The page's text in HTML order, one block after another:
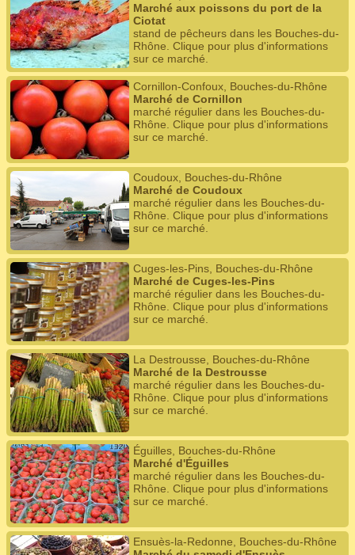
Marché aux poissons du port de la
Ciotat
stand de pêcheurs dans les Bouches-du-
Rhône. Clique pour plus d'informations
sur ce marché.
Cornillon-Confoux, Bouches-du-Rhône
Marché de Cornillon
marché régulier dans les Bouches-du-
Rhône. Clique pour plus d'informations
sur ce marché.
Coudoux, Bouches-du-Rhône
Marché de Coudoux
marché régulier dans les Bouches-du-
Rhône. Clique pour plus d'informations
sur ce marché.
Cuges-les-Pins, Bouches-du-Rhône
Marché de Cuges-les-Pins
marché régulier dans les Bouches-du-
Rhône. Clique pour plus d'informations
sur ce marché.
La Destrousse, Bouches-du-Rhône
Marché de la Destrousse
marché régulier dans les Bouches-du-
Rhône. Clique pour plus d'informations
sur ce marché.
Éguilles, Bouches-du-Rhône
Marché d'Éguilles
marché régulier dans les Bouches-du-
Rhône. Clique pour plus d'informations
sur ce marché.
Ensuès-la-Redonne, Bouches-du-Rhône